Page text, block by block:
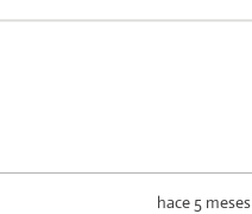
hace 5 meses